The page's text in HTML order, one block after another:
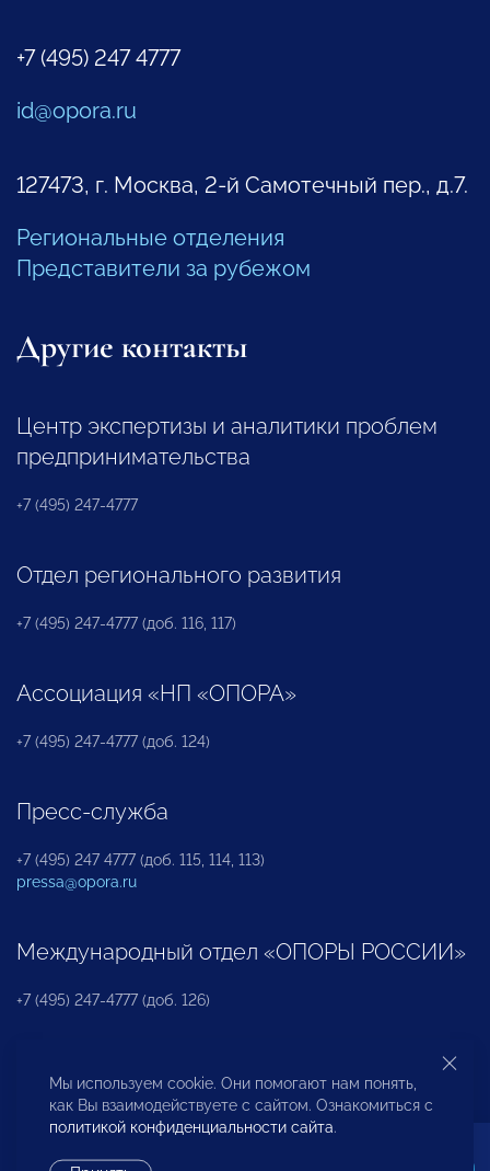
+7 (495) 247 4777
id@opora.ru
127473, г. Москва, 2-й Самотечный пер., д.7.
Региональные отделения
Представители за рубежом
Другие контакты
Центр экспертизы и аналитики проблем
предпринимательства
+7 (495) 247-4777
Отдел регионального развития
+7 (495) 247-4777 (доб. 116, 117)
Ассоциация «НП «ОПОРА»
+7 (495) 247-4777 (доб. 124)
Пресс-служба
+7 (495) 247 4777 (доб. 115, 114, 113)
pressa@opora.ru
Международный отдел «ОПОРЫ РОССИИ»
+7 (495) 247-4777 (доб. 126)
Бюро по защите прав предпринимателей и
инвесторов
Мы используем cookie. Они помогают нам понять,
как Вы взаимодействуете с сайтом. Ознакомиться с
политикой конфиденциальности сайта.